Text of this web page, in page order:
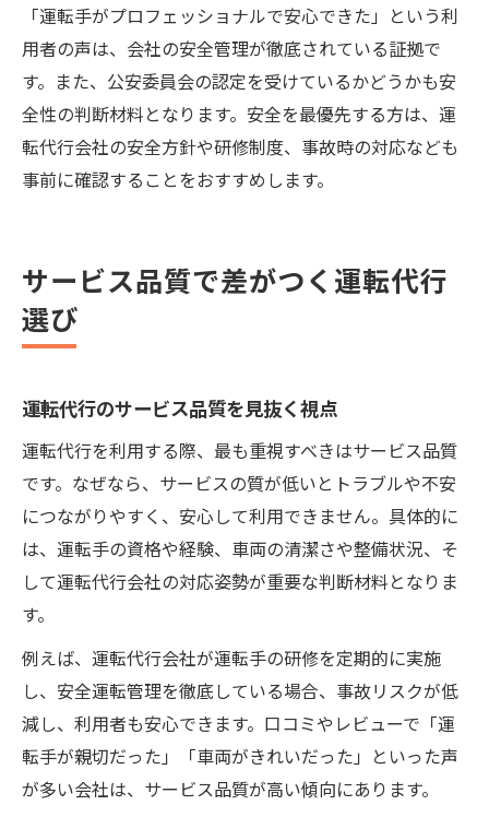
「運転手がプロフェッショナルで安心できた」という利
用者の声は、会社の安全管理が徹底されている証拠で
す。また、公安委員会の認定を受けているかどうかも安
全性の判断材料となります。安全を最優先する方は、運
転代行会社の安全方針や研修制度、事故時の対応なども
事前に確認することをおすすめします。
サービス品質で差がつく運転代行
選び
運転代行のサービス品質を見抜く視点
運転代行を利用する際、最も重視すべきはサービス品質
です。なぜなら、サービスの質が低いとトラブルや不安
につながりやすく、安心して利用できません。具体的に
は、運転手の資格や経験、車両の清潔さや整備状況、そ
して運転代行会社の対応姿勢が重要な判断材料となりま
す。
例えば、運転代行会社が運転手の研修を定期的に実施
し、安全運転管理を徹底している場合、事故リスクが低
減し、利用者も安心できます。口コミやレビューで「運
転手が親切だった」「車両がきれいだった」といった声
が多い会社は、サービス品質が高い傾向にあります。